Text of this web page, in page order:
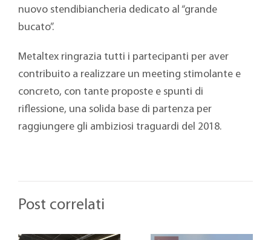
nuovo stendibiancheria dedicato al “grande
bucato”.
Metaltex ringrazia tutti i partecipanti per aver
contribuito a realizzare un meeting stimolante e
concreto, con tante proposte e spunti di
riflessione, una solida base di partenza per
raggiungere gli ambiziosi traguardi del 2018.
Post correlati